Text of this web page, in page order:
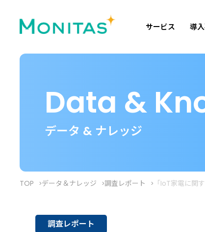
サービス 導
Data &
データ & ナレッジ
TOP データ＆ナレッジ 調査レポート 「IoT家電に関
調査レポート